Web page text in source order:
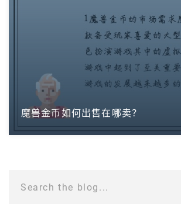
魔兽金币如何出售在哪卖？
Search the blog...